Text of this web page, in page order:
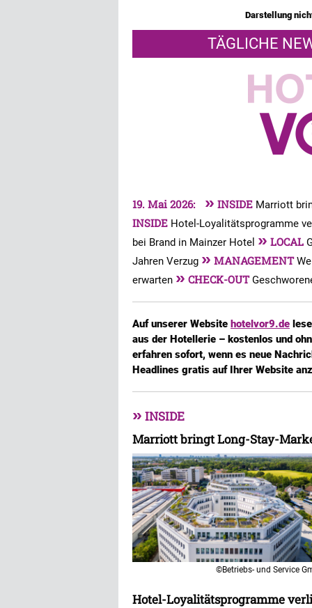
Darstellung
TÄGLICHE
19. Mai 2026: » INSIDE Marriott
INSIDE Hotel-Loyalitätsprogramme
bei Brand in Mainzer Hotel » LOCAL
Jahren Verzug » MANAGEMENT
erwarten » CHECK-OUT
Auf unserer Website hotelvor9.de
aus der Hotellerie – kostenlos und
erfahren sofort, wenn es neue
Headlines gratis auf Ihrer Website
» INSIDE
Marriott bringt Long-Stay-
©Betriebs- und Service
Hotel-Loyalitätsprogramme